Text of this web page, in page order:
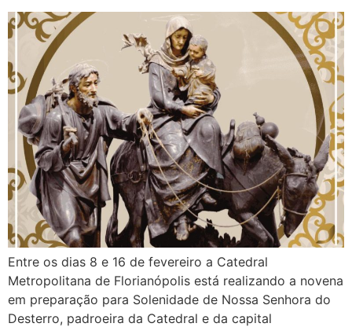
Entre os dias 8 e 16 de fevereiro a Catedral
Metropolitana de Florianópolis está realizando a novena
em preparação para Solenidade de Nossa Senhora do
Desterro, padroeira da Catedral e da capital